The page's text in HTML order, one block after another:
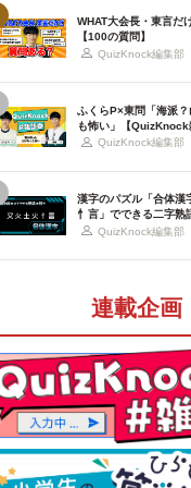
WHAT大会長・東言だ
【100の質問】
QuizKnock編集部
ふくらP×東問「海派
も怖い」【QuizKnock
QuizKnock編集部
漢字のパズル「合体漢
忄言」でできる二字熟
QuizKnock編集部
連載企画